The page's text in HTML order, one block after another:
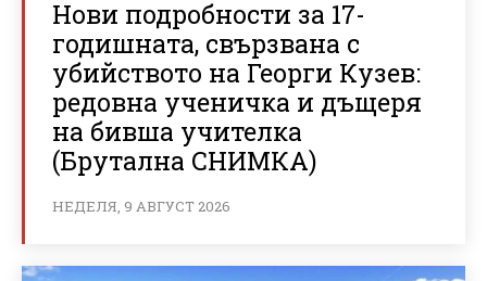
Нови подробности за 17-
годишната, свързвана с
убийството на Георги Кузев:
редовна ученичка и дъщеря
на бивша учителка
(Брутална СНИМКА)
НЕДЕЛЯ, 9 АВГУСТ 2026